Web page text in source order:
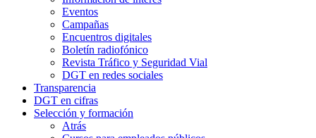
Eventos
Campañas
Encuentros digitales
Boletín radiofónico
Revista Tráfico y Seguridad Vial
DGT en redes sociales
Transparencia
DGT en cifras
Selección y formación
Atrás